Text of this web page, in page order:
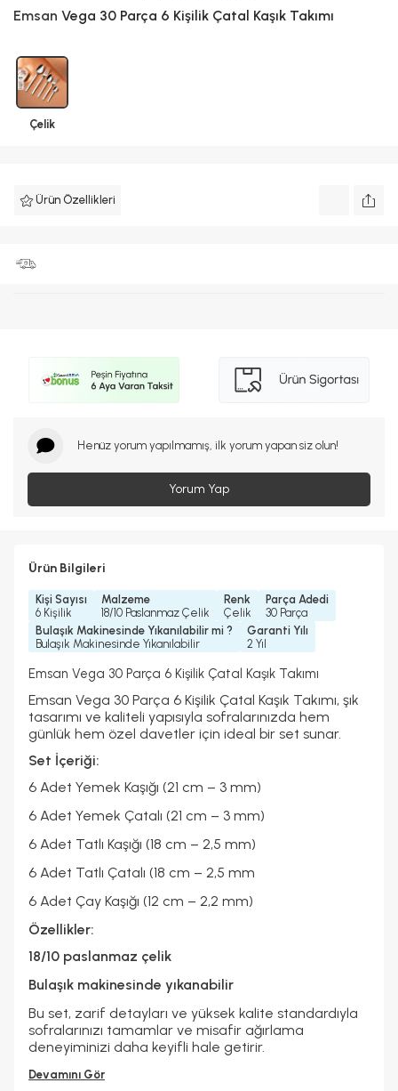
Emsan Vega 30 Parça 6 Kişilik Çatal Kaşık Takımı
Çelik
Ürün Özellikleri
Henüz yorum yapılmamış, ilk yorum yapan siz olun!
Yorum Yap
Ürün Bilgileri
Kişi Sayısı
6 Kişilik
Malzeme
18/10 Paslanmaz Çelik
Renk
Çelik
Parça Adedi
30 Parça
Bulaşık Makinesinde Yıkanılabilir mi ?
Bulaşık Makinesinde Yıkanılabilir
Garanti Yılı
2 Yıl
Emsan Vega 30 Parça 6 Kişilik Çatal Kaşık Takımı
Emsan Vega 30 Parça 6 Kişilik Çatal Kaşık Takımı, şık
tasarımı ve kaliteli yapısıyla sofralarınızda hem
günlük hem özel davetler için ideal bir set sunar.
Set İçeriği:
6 Adet Yemek Kaşığı (21 cm – 3 mm)
6 Adet Yemek Çatalı (21 cm – 3 mm)
6 Adet Tatlı Kaşığı (18 cm – 2,5 mm)
6 Adet Tatlı Çatalı (18 cm – 2,5 mm
6 Adet Çay Kaşığı (12 cm – 2,2 mm)
Özellikler:
18/10 paslanmaz çelik
Bulaşık makinesinde yıkanabilir
Bu set, zarif detayları ve yüksek kalite standardıyla
sofralarınızı tamamlar ve misafir ağırlama
deneyiminizi daha keyifli hale getirir.
Devamını Gör